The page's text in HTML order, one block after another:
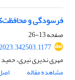
فرسودگی و
صفحه13-26
مهری ندیری نیری،
مشاهده مقاله